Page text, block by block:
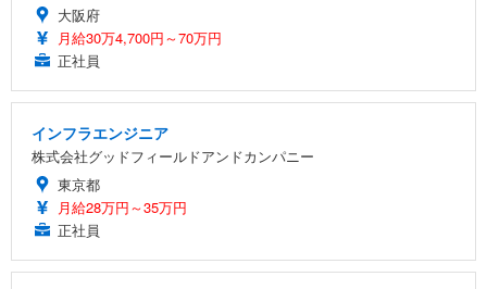
大阪府
月給30万4,700円～70万円
正社員
インフラエンジニア
株式会社グッドフィールドアンドカンパニー
東京都
月給28万円～35万円
正社員